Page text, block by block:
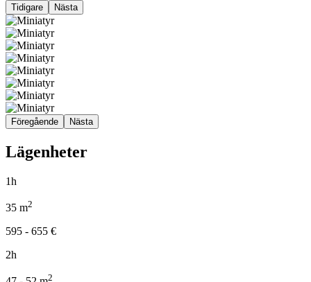
Tidigare Nästa
Föregående Nästa
Lägenheter
1h
35 m2
595 - 655 €
2h
2